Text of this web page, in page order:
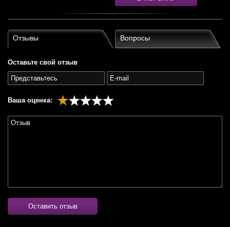
Отзывы Вопросы
Оставьте свой отзыв
Ваша оценка:
Оставить отзыв